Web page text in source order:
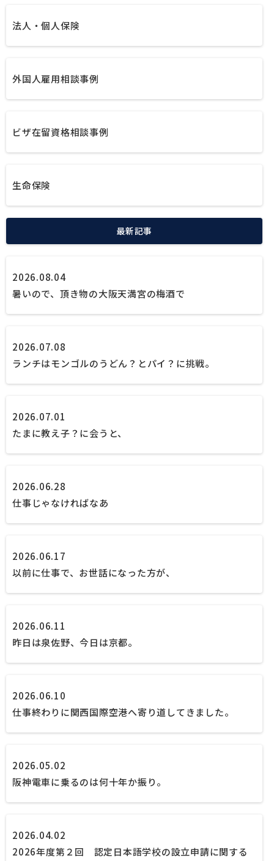
法人・個人保険
外国人雇用相談事例
ビザ在留資格相談事例
生命保険
最新記事
2026.08.04
暑いので、頂き物の大阪天満宮の梅酒で
2026.07.08
ランチはモンゴルのうどん？とパイ？に挑戦。
2026.07.01
たまに教え子？に会うと、
2026.06.28
仕事じゃなければなあ
2026.06.17
以前に仕事で、お世話になった方が、
2026.06.11
昨日は泉佐野、今日は京都。
2026.06.10
仕事終わりに関西国際空港へ寄り道してきました。
2026.05.02
阪神電車に乗るのは何十年か振り。
2026.04.02
2026年度第２回 認定日本語学校の設立申請に関する